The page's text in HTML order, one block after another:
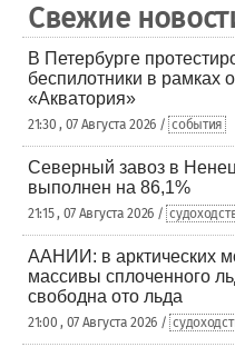
Свежие
В Петербурге
беспилотники в рамках
«Акватория»
21:30 , 07 Августа 2026 / события
Северный завоз в
выполнен на 86,1%
21:15 , 07 Августа 2026 /
ААНИИ: в арктических
массивы сплоченного
свободна ото льда
21:00 , 07 Августа 2026 /